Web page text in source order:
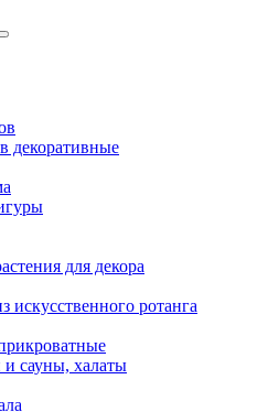
декоративные
для декора
искусственного ротанга
сауны, халаты